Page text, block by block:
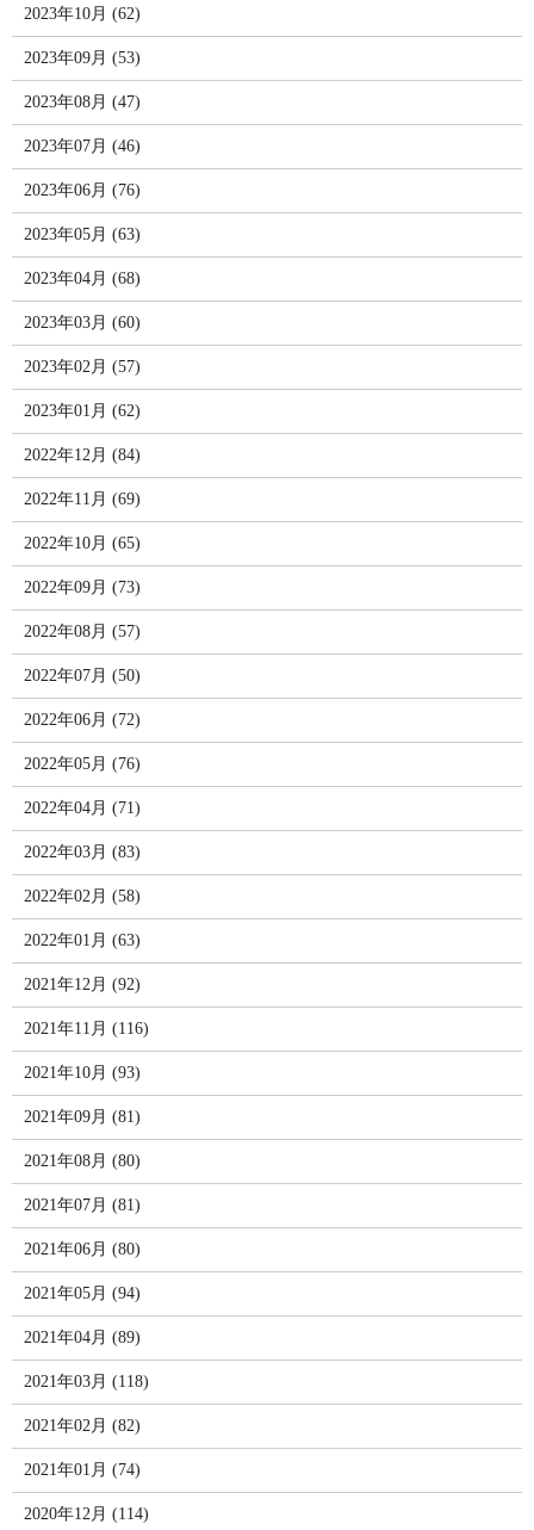
2023年10月 (62)
2023年09月 (53)
2023年08月 (47)
2023年07月 (46)
2023年06月 (76)
2023年05月 (63)
2023年04月 (68)
2023年03月 (60)
2023年02月 (57)
2023年01月 (62)
2022年12月 (84)
2022年11月 (69)
2022年10月 (65)
2022年09月 (73)
2022年08月 (57)
2022年07月 (50)
2022年06月 (72)
2022年05月 (76)
2022年04月 (71)
2022年03月 (83)
2022年02月 (58)
2022年01月 (63)
2021年12月 (92)
2021年11月 (116)
2021年10月 (93)
2021年09月 (81)
2021年08月 (80)
2021年07月 (81)
2021年06月 (80)
2021年05月 (94)
2021年04月 (89)
2021年03月 (118)
2021年02月 (82)
2021年01月 (74)
2020年12月 (114)